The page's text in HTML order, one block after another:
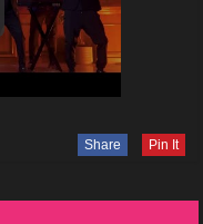
Share Pin It